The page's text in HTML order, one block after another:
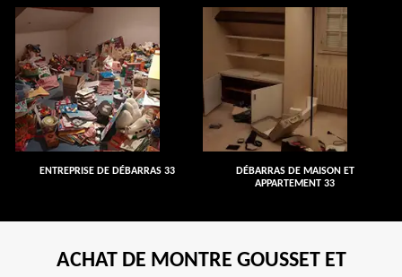
ENTREPRISE DE DÉBARRAS 33
DÉBARRAS DE MAISON ET
APPARTEMENT 33
ACHAT DE MONTRE GOUSSET ET